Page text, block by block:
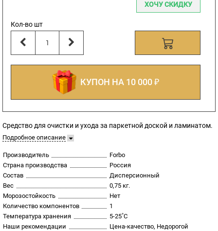
ХОЧУ СКИДКУ
Кол-во шт
КУПОН НА 10 000 ₽
Средство для очистки и ухода за паркетной доской и ламинатом.
Подробное описание
Производитель
Forbo
Страна производства
Россия
Состав
Дисперсионный
Вес
0,75 кг.
Морозостойкость
Нет
Количество компонентов
1
Температура хранения
5-25˚С
Наши рекомендации
Цена-качество, Недорогой